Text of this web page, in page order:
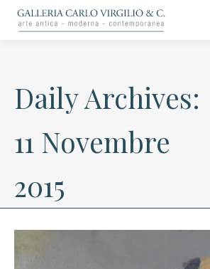
Carlo Virgilio & C.
Arte moderna e contemporanea
Daily Archives:
11 Novembre
2015